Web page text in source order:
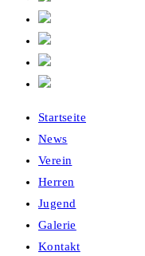
Startseite
News
Verein
Herren
Jugend
Galerie
Kontakt